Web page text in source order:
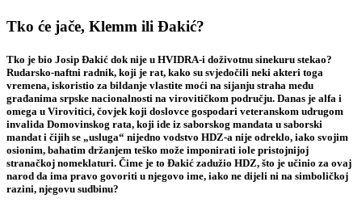
Tko će jače, Klemm ili Đakić?
Tko je bio Josip Đakić dok nije u HVIDRA-i doživotnu sinekuru stekao?
Rudarsko-naftni radnik, koji je rat, kako su svjedočili neki akteri toga
vremena, iskoristio za bildanje vlastite moći na sijanju straha među
građanima srpske nacionalnosti na virovitičkom području. Danas je alfa i
omega u Virovitici, čovjek koji doslovce gospodari veteranskom udrugom
invalida Domovinskog rata, koji ide iz saborskog mandata u saborski
mandat i čijih se „usluga“ nijedno vodstvo HDZ-a nije odreklo, iako svojim
osionim, bahatim držanjem teško može imponirati iole pristojnijoj
stranačkoj nomeklaturi. Čime je to Đakić zadužio HDZ, što je učinio za ovaj
narod da ima pravo govoriti u njegovo ime, iako ne dijeli ni na simboličkoj
razini, njegovu sudbinu?